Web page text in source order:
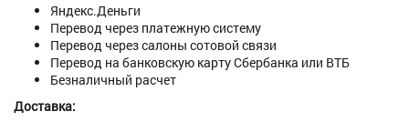
Яндекс.Деньги
Перевод через платежную систему
Перевод через салоны сотовой связи
Перевод на банковскую карту Сбербанка или ВТБ
Безналичный расчет
Доставка: